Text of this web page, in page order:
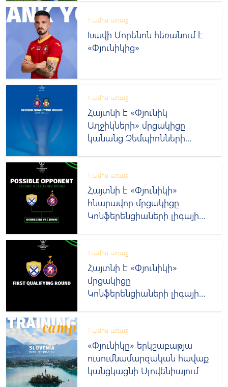
1 ամիս առաջ
Խավի Մորենոն հեռանում է
«Փյունիկից»
1 ամիս առաջ
Հայտնի է «Փյունիկ
Աղջիկների» մրցակիցը
կանանց Չեմպիոնների
1 ամիս առաջ
Հայտնի է «Փյունիկի»
հնարավոր մրցակիցը
Կոնֆերենցիաների լիգայի
1 ամիս առաջ
Հայտնի է «Փյունիկի»
մրցակիցը
Կոնֆերենցիաների լիգայի
1 ամիս առաջ
«Փյունիկը» երկշաբաթյա
ուսումնամարզական հավաք
կանցկացնի Սլովենիայում